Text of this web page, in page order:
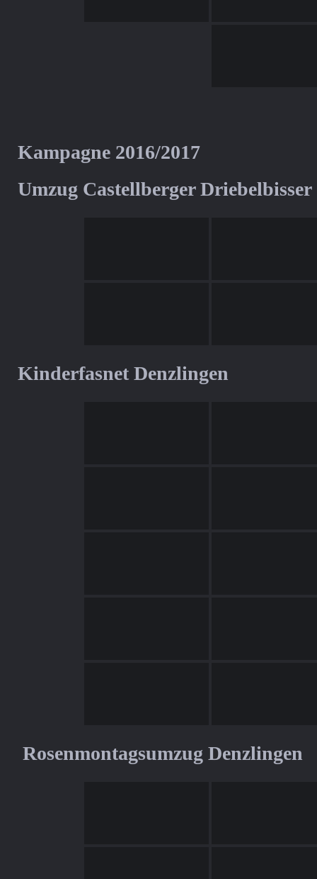
Kampagne 2016/2017
Umzug Castellberger
Kinderfasnet Denzlingen
Rosenmontagsumzug Denzlingen